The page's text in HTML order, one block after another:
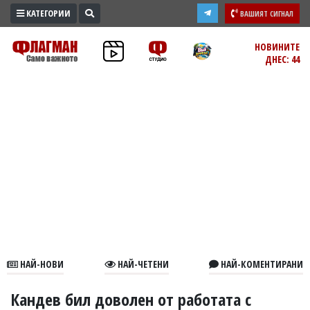
ПРОМО
ЗОНА
В
КАТЕГОРИИ ВАШИЯТ СИГНАЛ
НОВИНИТЕ
ДНЕС: 44
НАЙ-НОВИ НАЙ-ЧЕТЕНИ НАЙ-КОМЕНТИРАНИ
Кандев бил доволен от работата с